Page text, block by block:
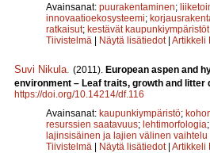
Avainsanat: puurakentaminen;
innovaatioekosysteemi;
ratkaisut; kestävät kaupunkiympäristöt
Tiivistelmä | Näytä lisätiedot | Artikkeli
Suvi Nikula (2011). European aspen and
environment – Leaf traits, growth and litter
https://doi.org/10.14214/df.116
Avainsanat: kaupunkiympäristö;
resurssien saatavuus; lehtimorfologia;
lajinsisäinen ja lajien välinen vaihtelu
Tiivistelmä | Näytä lisätiedot | Artikkeli